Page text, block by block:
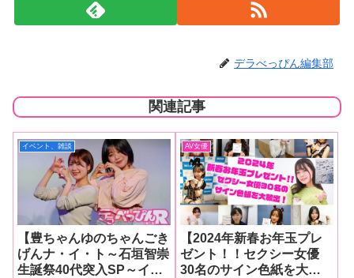
デラべっぴん編集部
関連記事
イベント、雑談
【豊ちゃんゆのちゃんごき
げんナ・イ・ト～石垣智崇
生誕祭40代突入SP～イベ
AV女優
【2024年新春お年玉プレ
ゼント！！セクシー女優
30名のサイン色紙を大放